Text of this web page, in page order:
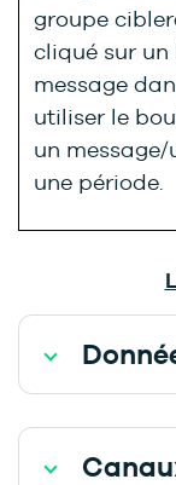
groupe
cliqué sur
message
utiliser le
un
une période.